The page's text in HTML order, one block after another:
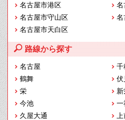
名古屋市港区
名
名古屋市守山区
名
名古屋市天白区
路線から探す
名古屋
千
鶴舞
伏
栄
今池
一
久屋大通